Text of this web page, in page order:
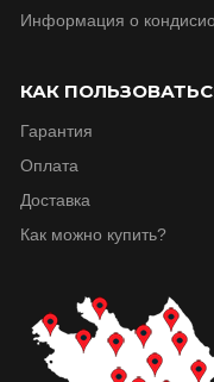
Информация о
КАК
Гарантия
Оплата
Доставка
Как можно купить?